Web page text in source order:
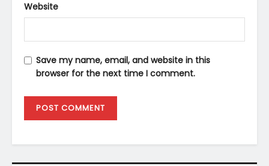
Website
Save my name, email, and website in this
browser for the next time I comment.